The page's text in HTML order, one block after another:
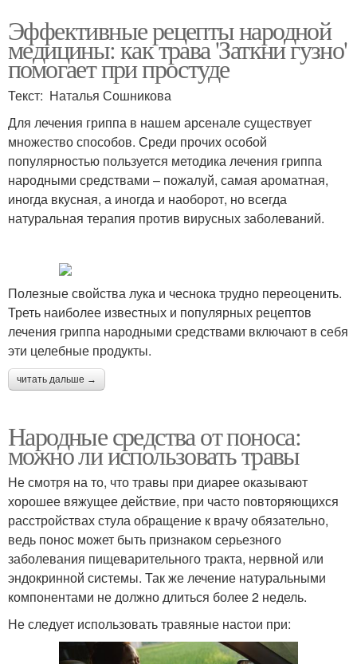
Эффективные рецепты народной
медицины: как трава 'Заткни гузно'
помогает при простуде
Текст: Наталья Сошникова
Для лечения гриппа в нашем арсенале существует
множество способов. Среди прочих особой
популярностью пользуется методика лечения гриппа
народными средствами – пожалуй, самая ароматная,
иногда вкусная, а иногда и наоборот, но всегда
натуральная терапия против вирусных заболеваний.
Полезные свойства лука и чеснока трудно переоценить.
Треть наиболее известных и популярных рецептов
лечения гриппа народными средствами включают в себя
эти целебные продукты.
читать дальше →
Народные средства от поноса:
можно ли использовать травы
Не смотря на то, что травы при диарее оказывают
хорошее вяжущее действие, при часто повторяющихся
расстройствах стула обращение к врачу обязательно,
ведь понос может быть признаком серьезного
заболевания пищеварительного тракта, нервной или
эндокринной системы. Так же лечение натуральными
компонентами не должно длиться более 2 недель.
Не следует использовать травяные настои при: